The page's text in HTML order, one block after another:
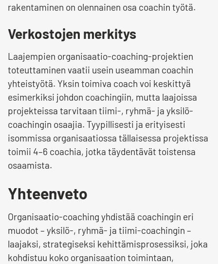
rakentaminen on olennainen osa coachin työtä.
Verkostojen merkitys
Laajempien organisaatio-coaching-projektien
toteuttaminen vaatii usein useamman coachin
yhteistyötä. Yksin toimiva coach voi keskittyä
esimerkiksi johdon coachingiin, mutta laajoissa
projekteissa tarvitaan tiimi-, ryhmä- ja yksilö-
coachingin osaajia. Tyypillisesti ja erityisesti
isommissa organisaatiossa tällaisessa projektissa
toimii 4–6 coachia, jotka täydentävät toistensa
osaamista.
Yhteenveto
Organisaatio-coaching yhdistää coachingin eri
muodot – yksilö-, ryhmä- ja tiimi-coachingin –
laajaksi, strategiseksi kehittämisprosessiksi, joka
kohdistuu koko organisaation toimintaan,